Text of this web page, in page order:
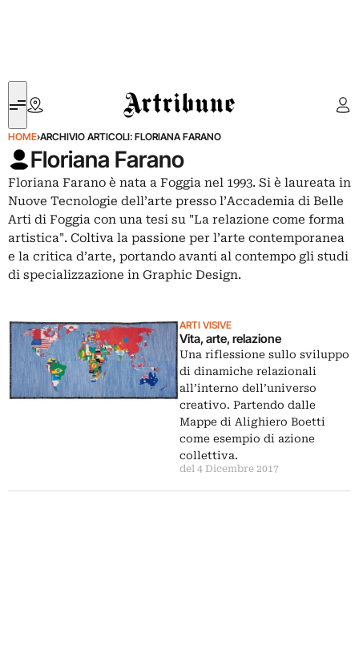
Artribune
HOME›ARCHIVIO ARTICOLI: FLORIANA FARANO
Floriana Farano
Floriana Farano è nata a Foggia nel 1993. Si è laureata in
Nuove Tecnologie dell’arte presso l’Accademia di Belle
Arti di Foggia con una tesi su "La relazione come forma
artistica". Coltiva la passione per l’arte contemporanea
e la critica d’arte, portando avanti al contempo gli studi
di specializzazione in Graphic Design.
ARTI VISIVE
Vita, arte, relazione
Una riflessione sullo sviluppo
di dinamiche relazionali
all’interno dell’universo
creativo. Partendo dalle
Mappe di Alighiero Boetti
come esempio di azione
collettiva.
del 4 Dicembre 2017